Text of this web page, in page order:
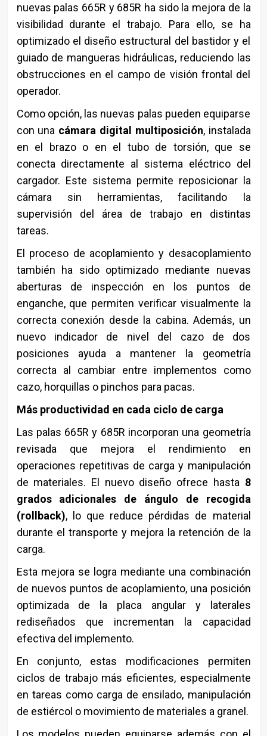
nuevas palas 665R y 685R ha sido la mejora de la
visibilidad durante el trabajo. Para ello, se ha
optimizado el diseño estructural del bastidor y el
guiado de mangueras hidráulicas, reduciendo las
obstrucciones en el campo de visión frontal del
operador.
Como opción, las nuevas palas pueden equiparse
con una cámara digital multiposición, instalada
en el brazo o en el tubo de torsión, que se
conecta directamente al sistema eléctrico del
cargador. Este sistema permite reposicionar la
cámara sin herramientas, facilitando la
supervisión del área de trabajo en distintas
tareas.
El proceso de acoplamiento y desacoplamiento
también ha sido optimizado mediante nuevas
aberturas de inspección en los puntos de
enganche, que permiten verificar visualmente la
correcta conexión desde la cabina. Además, un
nuevo indicador de nivel del cazo de dos
posiciones ayuda a mantener la geometría
correcta al cambiar entre implementos como
cazo, horquillas o pinchos para pacas.
Más productividad en cada ciclo de carga
Las palas 665R y 685R incorporan una geometría
revisada que mejora el rendimiento en
operaciones repetitivas de carga y manipulación
de materiales. El nuevo diseño ofrece hasta 8
grados adicionales de ángulo de recogida
(rollback), lo que reduce pérdidas de material
durante el transporte y mejora la retención de la
carga.
Esta mejora se logra mediante una combinación
de nuevos puntos de acoplamiento, una posición
optimizada de la placa angular y laterales
rediseñados que incrementan la capacidad
efectiva del implemento.
En conjunto, estas modificaciones permiten
ciclos de trabajo más eficientes, especialmente
en tareas como carga de ensilado, manipulación
de estiércol o movimiento de materiales a granel.